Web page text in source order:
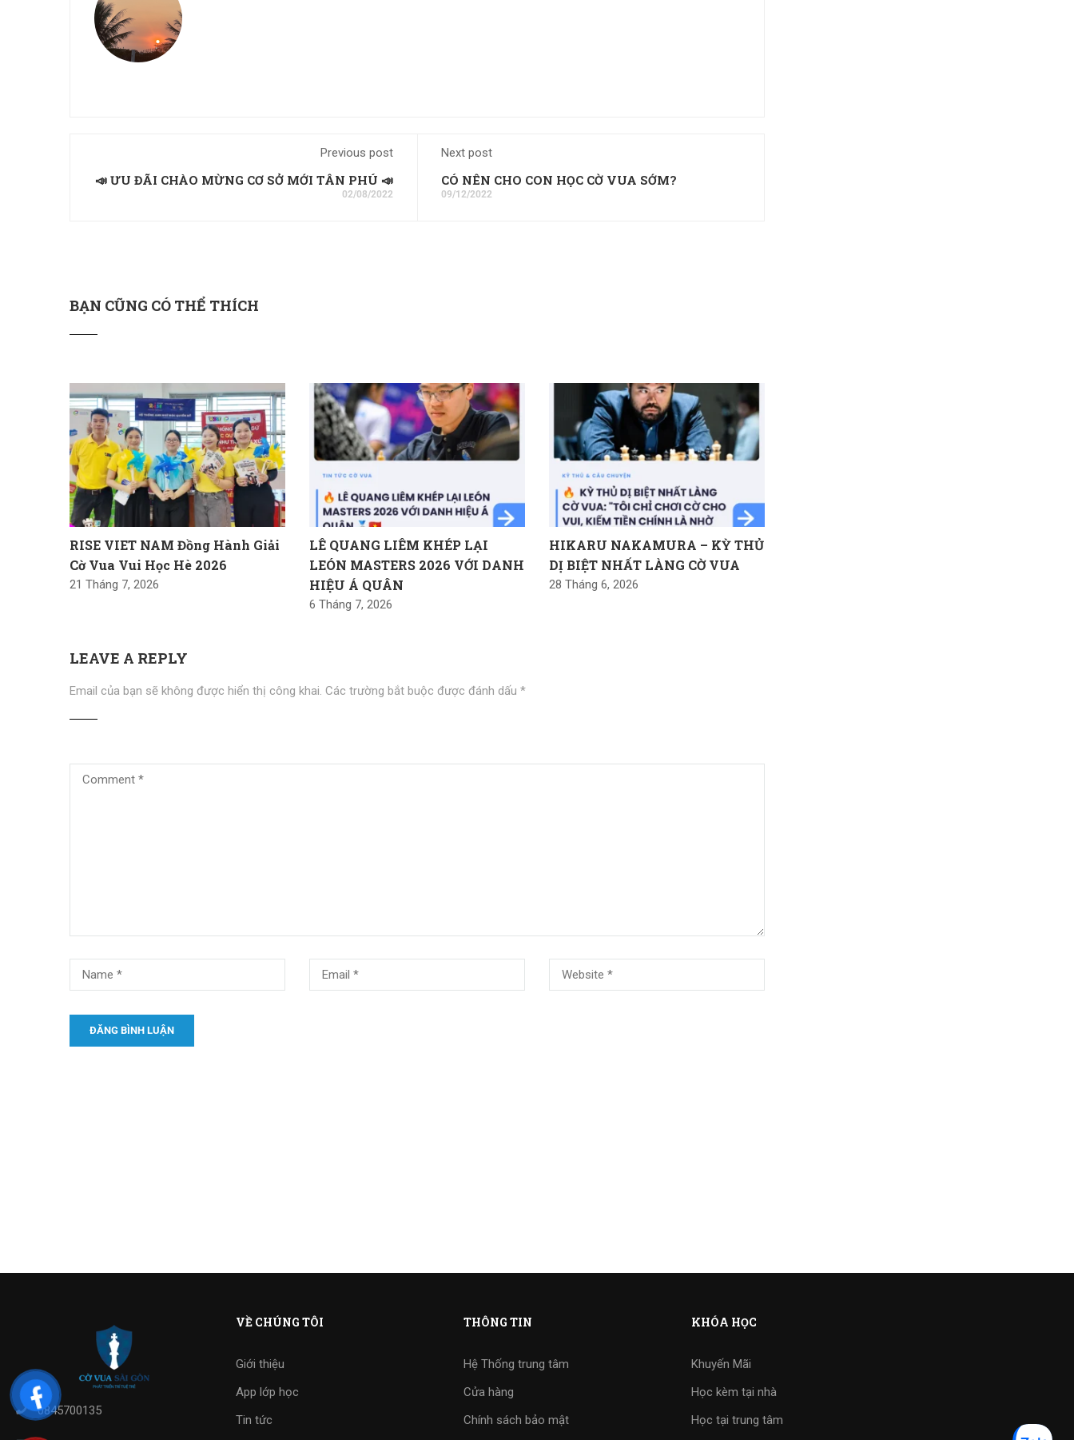
Previous post
📣 ƯU ĐÃI CHÀO MỪNG CƠ SỞ MỚI TÂN PHÚ 📣
02/08/2022
Next post
CÓ NÊN CHO CON HỌC CỜ VUA SỚM?
09/12/2022
BẠN CŨNG CÓ THỂ THÍCH
RISE VIET NAM Đồng Hành Giải
Cờ Vua Vui Học Hè 2026
21 Tháng 7, 2026
LÊ QUANG LIÊM KHÉP LẠI
LEÓN MASTERS 2026 VỚI DANH
HIỆU Á QUÂN
6 Tháng 7, 2026
HIKARU NAKAMURA – KỲ THỦ
DỊ BIỆT NHẤT LÀNG CỜ VUA
28 Tháng 6, 2026
LEAVE A REPLY
Email của bạn sẽ không được hiển thị công khai. Các trường bắt buộc được đánh dấu *
0845700135
VỀ CHÚNG TÔI
Giới thiệu
App lớp học
Tin tức
THÔNG TIN
Hệ Thống trung tâm
Cửa hàng
Chính sách bảo mật
KHÓA HỌC
Khuyến Mãi
Học kèm tại nhà
Học tại trung tâm